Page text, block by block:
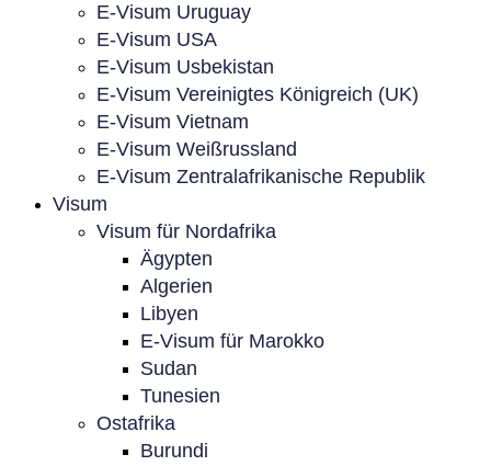
E-Visum Uruguay
E-Visum USA
E-Visum Usbekistan
E-Visum Vereinigtes Königreich (UK)
E-Visum Vietnam
E-Visum Weißrussland
E-Visum Zentralafrikanische Republik
Visum
Visum für Nordafrika
Ägypten
Algerien
Libyen
E-Visum für Marokko
Sudan
Tunesien
Ostafrika
Burundi